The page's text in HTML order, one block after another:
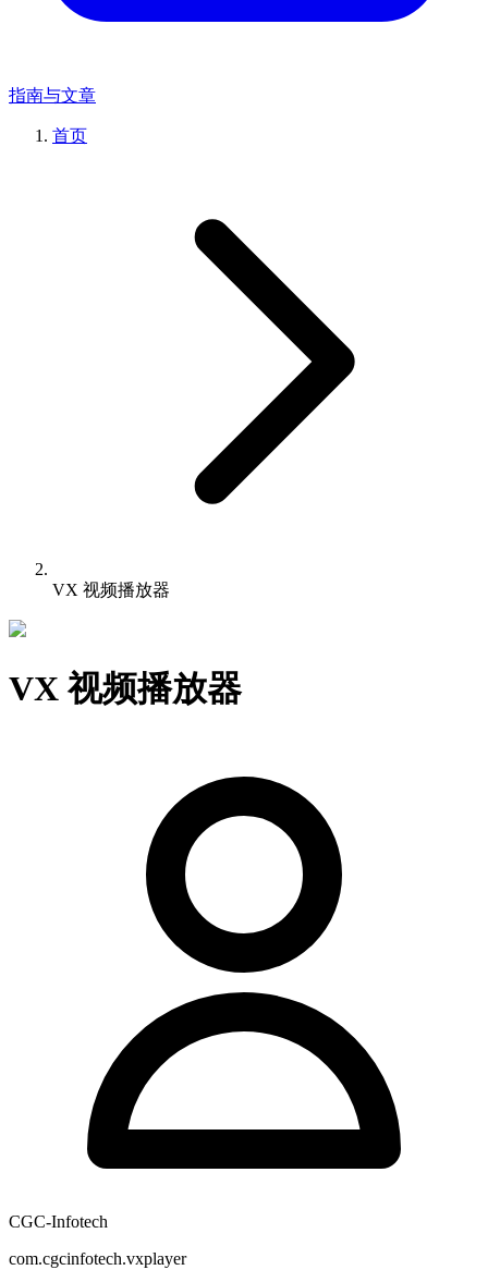
指南与文章
首页
VX 视频播放器
VX 视频播放器
CGC-Infotech
com.cgcinfotech.vxplayer